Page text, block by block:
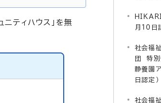
ティハウス」を無
月10日
社会福
団 特別
静養園
日認定）
社会福